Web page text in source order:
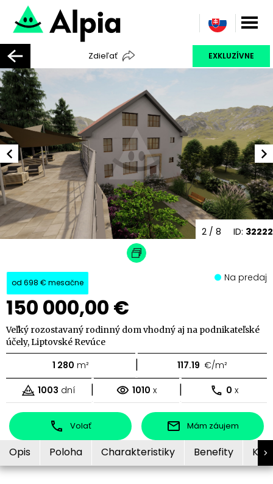
Zdieľať EXKLUZÍVNE
ID: 32222
2 / 8
od 698 € mesačne
150 000,00 €
Na predaj
Veľký rozostavaný rodinný dom vhodný aj na podnikateľské
účely, Liptovské Revúce
1 280 m² | 117.19 €/m²
1003 dní | 1010 x | 0 x
Volať Mám záujem
Opis Poloha Charakteristiky Benefity